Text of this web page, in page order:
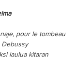
pour le tombeau
Debussy
laulua kitaran